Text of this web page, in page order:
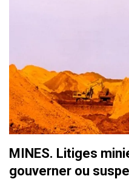
MINES. Litiges
gouverner ou